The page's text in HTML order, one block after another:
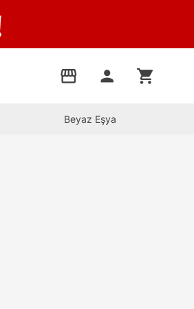
storefront person shopping_cart
Beyaz Eşya